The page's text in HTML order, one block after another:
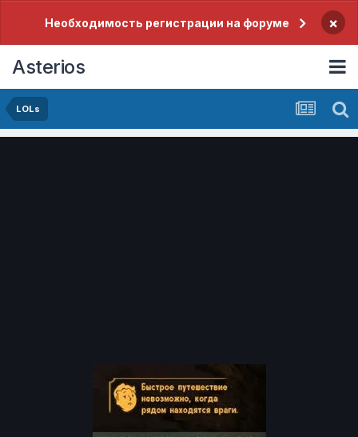
Необходимость регистрации на форуме ×
Asterios
LOLs